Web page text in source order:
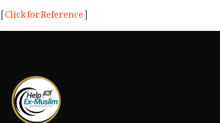
[Click for Reference]